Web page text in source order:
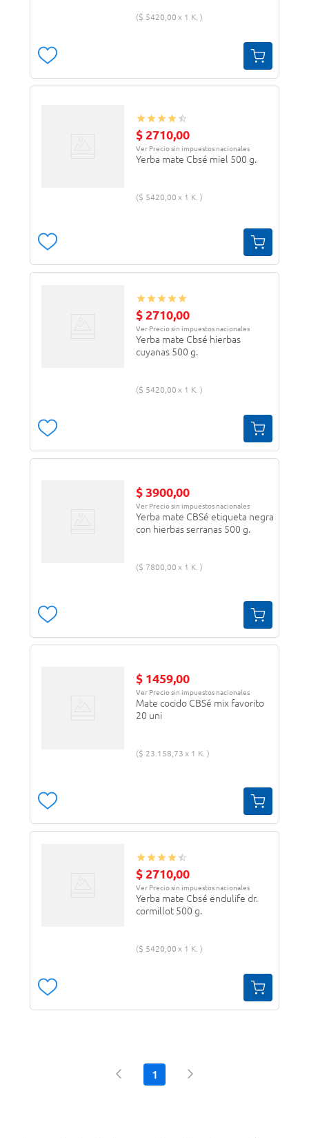
$ 5420,00 1 K.
$ 2710,00
Ver Precio sin impuestos nacionales
Yerba mate Cbsé miel 500 g.
$ 5420,00 1 K.
$ 2710,00
Ver Precio sin impuestos nacionales
Yerba mate Cbsé hierbas
cuyanas 500 g.
$ 5420,00 1 K.
$ 3900,00
Ver Precio sin impuestos nacionales
Yerba mate CBSé etiqueta negra
con hierbas serranas 500 g.
$ 7800,00 1 K.
$ 1459,00
Ver Precio sin impuestos nacionales
Mate cocido CBSé mix favorito
20 uni
$ 23.158,73 1 K.
$ 2710,00
Ver Precio sin impuestos nacionales
Yerba mate Cbsé endulife dr.
cormillot 500 g.
$ 5420,00 1 K.
1